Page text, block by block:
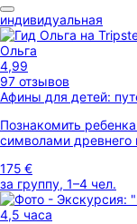
индивидуальная
Ольга
4,99
97 отзывов
Афины для детей:
Познакомить
символами древнего
175 €
за группу, 1–4 чел.
4,5 часа